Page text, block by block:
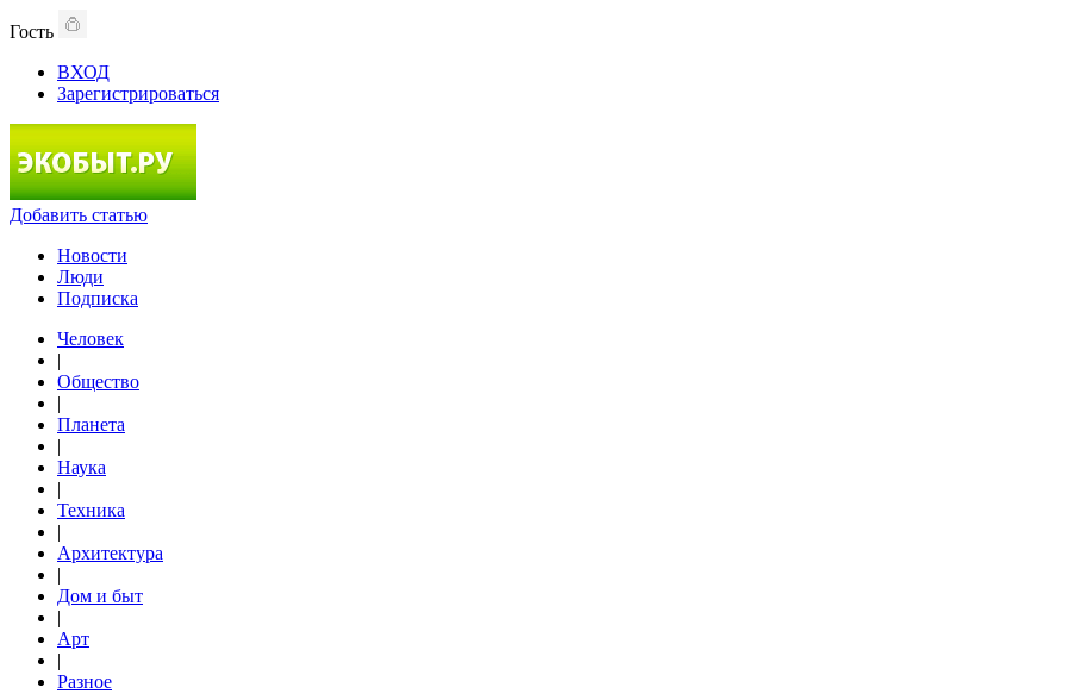
Гость
ВХОД
Зарегистрироваться
Добавить статью
Новости
Люди
Подписка
Человек
|
Общество
|
Планета
|
Наука
|
Техника
|
Архитектура
|
Дом и быт
|
Арт
|
Разное